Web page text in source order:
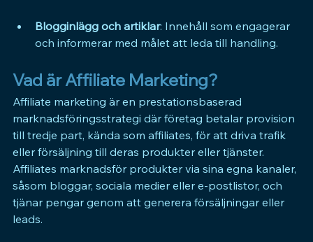
Blogginlägg och artiklar: Innehåll som engagerar
och informerar med målet att leda till handling.
Vad är Affiliate Marketing?
Affiliate marketing är en prestationsbaserad
marknadsföringsstrategi där företag betalar provision
till tredje part, kända som affiliates, för att driva trafik
eller försäljning till deras produkter eller tjänster.
Affiliates marknadsför produkter via sina egna kanaler,
såsom bloggar, sociala medier eller e-postlistor, och
tjänar pengar genom att generera försäljningar eller
leads.